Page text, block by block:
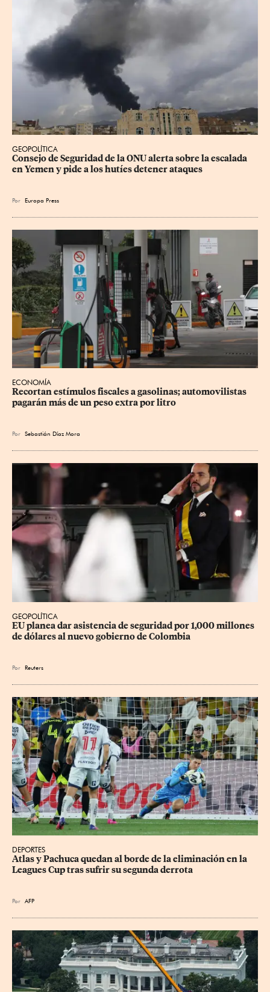
GEOPOLÍTICA
Consejo de Seguridad de la ONU alerta sobre la escalada
en Yemen y pide a los hutíes detener ataques
Por Europa Press
ECONOMÍA
Recortan estímulos fiscales a gasolinas; automovilistas
pagarán más de un peso extra por litro
Por Sebastián Díaz Mora
GEOPOLÍTICA
EU planea dar asistencia de seguridad por 1,000 millones
de dólares al nuevo gobierno de Colombia
Por Reuters
DEPORTES
Atlas y Pachuca quedan al borde de la eliminación en la
Leagues Cup tras sufrir su segunda derrota
Por AFP